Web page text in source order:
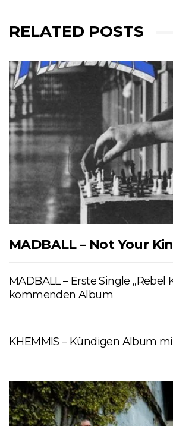
RELATED POSTS
MADBALL – Not Your
MADBALL – Erste Single „Rebel
kommenden Album
KHEMMIS – Kündigen Album